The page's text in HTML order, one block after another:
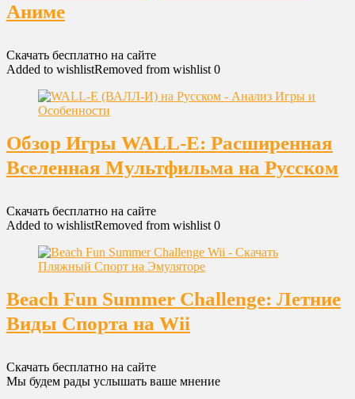
Аниме
Скачать бесплатно на сайте
Added to wishlistRemoved from wishlist 0
Обзор Игры WALL-E: Расширенная
Вселенная Мультфильма на Русском
Скачать бесплатно на сайте
Added to wishlistRemoved from wishlist 0
Beach Fun Summer Challenge: Летние
Виды Спорта на Wii
Скачать бесплатно на сайте
Мы будем рады услышать ваше мнение